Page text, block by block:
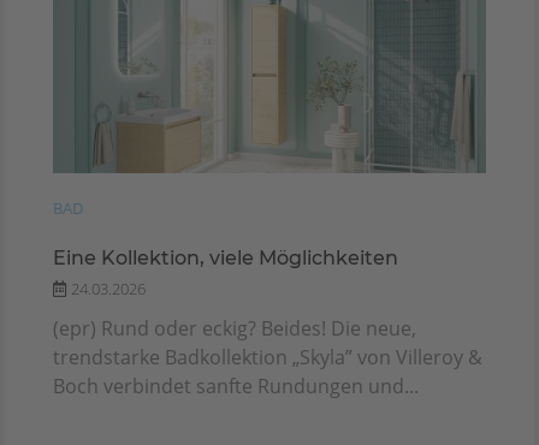
BAD
Eine Kollektion, viele Möglichkeiten
24.03.2026
(epr) Rund oder eckig? Beides! Die neue,
trendstarke Badkollektion „Skyla” von Villeroy &
Boch verbindet sanfte Rundungen und...